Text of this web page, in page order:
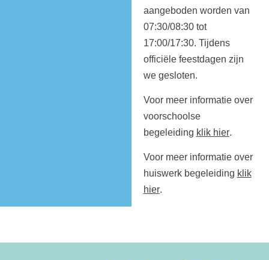
aangeboden worden van
07:30/08:30 tot
17:00/17:30. Tijdens
officiële feestdagen zijn
we gesloten.
Voor meer informatie over
voorschoolse
begeleiding klik hier.
Voor meer informatie over
huiswerk begeleiding klik
hier.